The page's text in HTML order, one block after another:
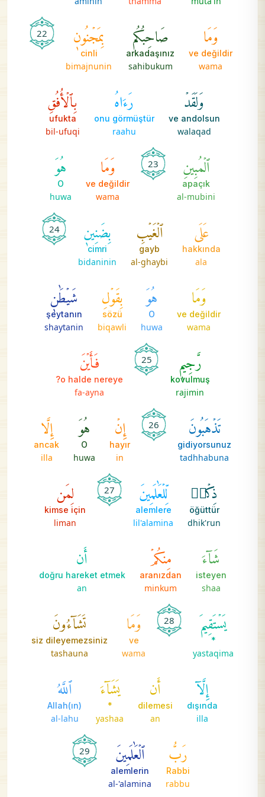
وَمَا
ve değildir
wama
صَاحِبُكُم
arkadaşınız
sahibukum
بِمَجۡنُونٖ
cinli
bimajnunin
22
وَلَقَدۡ
ve andolsun
walaqad
رَءَاهُ
onu görmüştür
raahu
بِٱلۡأُفُقِ
ufukta
bil-ufuqi
ٱلۡمُبِينِ
apaçık
al-mubini
23 وَمَا
ve değildir
wama
هُوَ
O
huwa
عَلَى
hakkında
ala
ٱلۡغَيۡبِ
gayb
al-ghaybi
بِضَنِينٖ
cimri
bidaninin
24
وَمَا
ve değildir
wama
هُوَ
O
huwa
بِقَوۡلِ
sözü
biqawli
شَيۡطَٰنٖ
şeytanın
shaytanin
رَّجِيمٖ
kovulmuş
rajimin
25 فَأَيۡنَ
o halde nereye?
fa-ayna
تَذۡهَبُونَ
gidiyorsunuz
tadhhabuna
26 إِنۡ
hayır
in
هُوَ
O
huwa
إِلَّا
ancak
illa
ذِكۡرٞ
öğüttür
dhik'run
لِّلۡعَٰلَمِينَ
alemlere
lil'alamina
27 لِمَن
kimse için
liman
شَآءَ
isteyen
shaa
مِنكُمۡ
aranızdan
minkum
أَن
doğru hareket etmek
an
يَسۡتَقِيمَ
*
yastaqima
28 وَمَا
ve
wama
تَشَآءُونَ
siz dileyemezsiniz
tashauna
إِلَّآ
dışında
illa
أَن
dilemesi
an
يَشَآءَ
*
yashaa
ٱللَّهُ
Allah(ın)
al-lahu
رَبُّ
Rabbi
rabbu
ٱلۡعَٰلَمِينَ
alemlerin
al-'alamina
29